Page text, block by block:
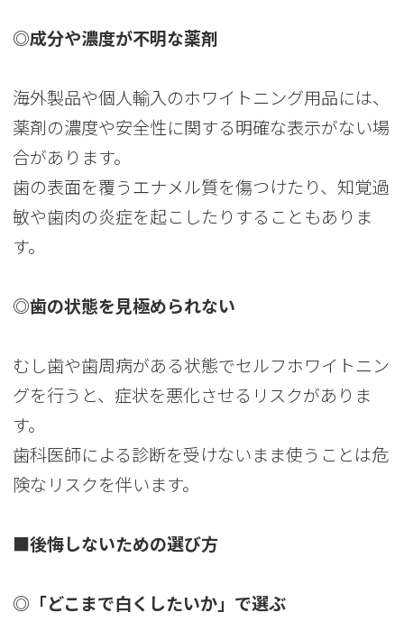
◎成分や濃度が不明な薬剤
海外製品や個人輸入のホワイトニング用品には、
薬剤の濃度や安全性に関する明確な表示がない場
合があります。
歯の表面を覆うエナメル質を傷つけたり、知覚過
敏や歯肉の炎症を起こしたりすることもありま
す。
◎歯の状態を見極められない
むし歯や歯周病がある状態でセルフホワイトニン
グを行うと、症状を悪化させるリスクがありま
す。
歯科医師による診断を受けないまま使うことは危
険なリスクを伴います。
■後悔しないための選び方
◎「どこまで白くしたいか」で選ぶ